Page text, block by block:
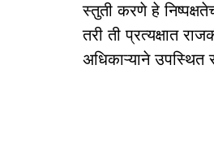
स्तुती करणे हे
तरी ती प्रत्यक्षात
अधिकाऱ्याने उपस्थित